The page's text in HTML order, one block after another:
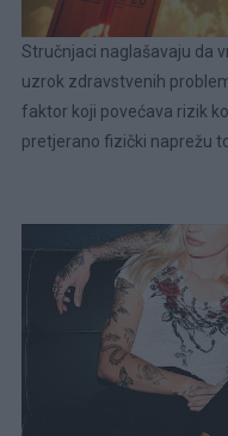
Stručnjaci naglašavaju da
uzrok zdravstvenih
faktor koji povećava rizik
pretjerano fizički naprežu